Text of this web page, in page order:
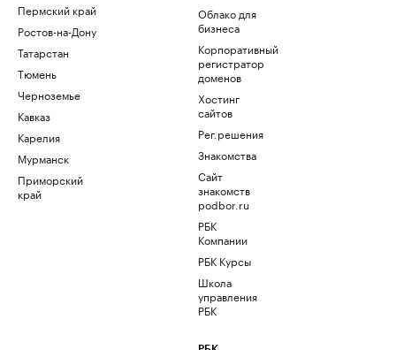
Пермский край
Ростов-на-Дону
Татарстан
Тюмень
Черноземье
Кавказ
Карелия
Мурманск
Приморский
край
Облако для
бизнеса
Корпоративный
регистратор
доменов
Хостинг
сайтов
Рег.решения
Знакомства
Сайт
знакомств
podbor.ru
РБК
Компании
РБК Курсы
Школа
управления
РБК